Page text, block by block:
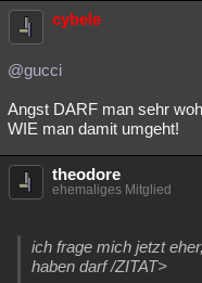
cybele
@gucci
Angst DARF man sehr
WIE man damit umgeht!
theodore
ehemaliges Mitglied
ich frage mich jetzt
haben darf /ZITAT>